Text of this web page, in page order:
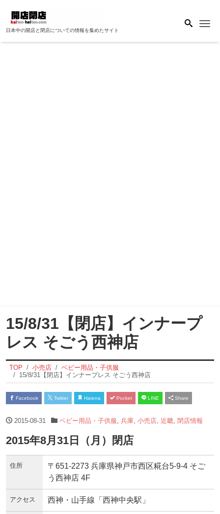
日本中の開店と閉店についての情報を集めたサイト
15/8/31【閉店】インナープ
レス そごう西神店
TOP 小売店
ベビー用品・子供服
15/8/31【閉店】インナープレス そごう西神店
Facebook Twitter Hatena Pocket LINE Share
2015-08-31 ベビー用品・子供服 兵庫, 小売店, 近畿, 閉店情報
2015年8月31日（月）閉店
住所
〒651-2273 兵庫県神戸市西区糀台5-9-4 そご
う西神店 4F
アクセス 西神・山手線「西神中央駅」